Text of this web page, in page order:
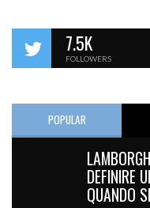
7.5K
FOLLOWERS
POPULAR
DEFINIRE
QUANDO